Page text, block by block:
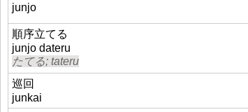
junjo
順序立てる
junjo dateru
たてる; tateru
巡回
junkai